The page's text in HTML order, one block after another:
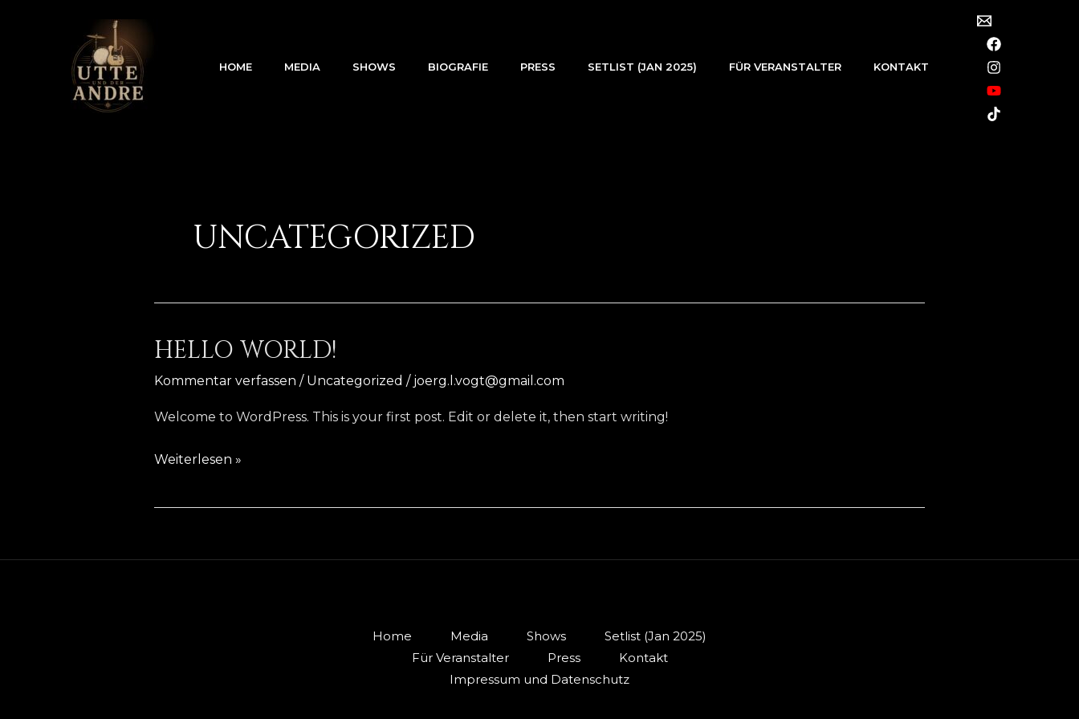
HOME MEDIA SHOWS BIOGRAFIE PRESS SETLIST (JAN 2025) FÜR VERANSTALTER KONTAKT
UNCATEGORIZED
HELLO WORLD!
Kommentar verfassen / Uncategorized / joerg.l.vogt@gmail.com
Welcome to WordPress. This is your first post. Edit or delete it, then start writing!
Hello
Weiterlesen »
Home Media Shows
Setlist (Jan 2025)
Für Veranstalter
Press
Kontakt
Impressum und Datenschutz